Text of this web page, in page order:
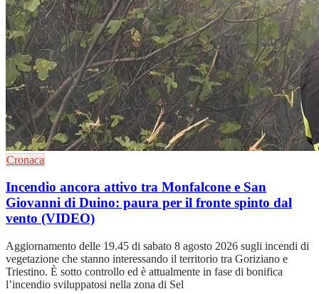
Cronaca
Incendio ancora attivo tra Monfalcone e San
Giovanni di Duino: paura per il fronte spinto dal
vento (VIDEO)
Aggiornamento delle 19.45 di sabato 8 agosto 2026 sugli incendi di
vegetazione che stanno interessando il territorio tra Goriziano e
Triestino. È sotto controllo ed è attualmente in fase di bonifica
l’incendio sviluppatosi nella zona di Sel